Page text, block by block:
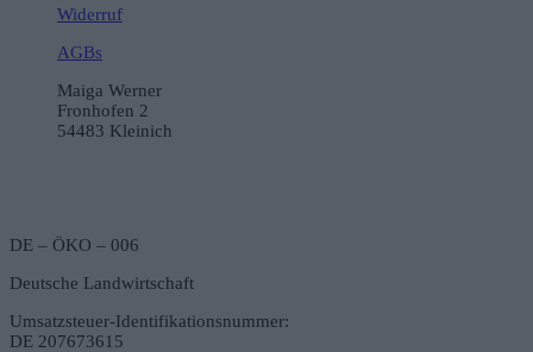
Widerruf
AGBs
Maiga Werner
Fronhofen 2
54483 Kleinich
DE – ÖKO – 006
Deutsche Landwirtschaft
Umsatzsteuer-Identifikationsnummer:
DE 207673615